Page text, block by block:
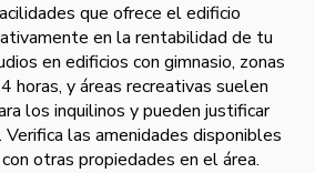
que ofrece el edificio
en la rentabilidad de tu
en edificios con gimnasio, zonas
horas, y áreas recreativas suelen
los inquilinos y pueden justificar
las amenidades disponibles
otras propiedades en el área.